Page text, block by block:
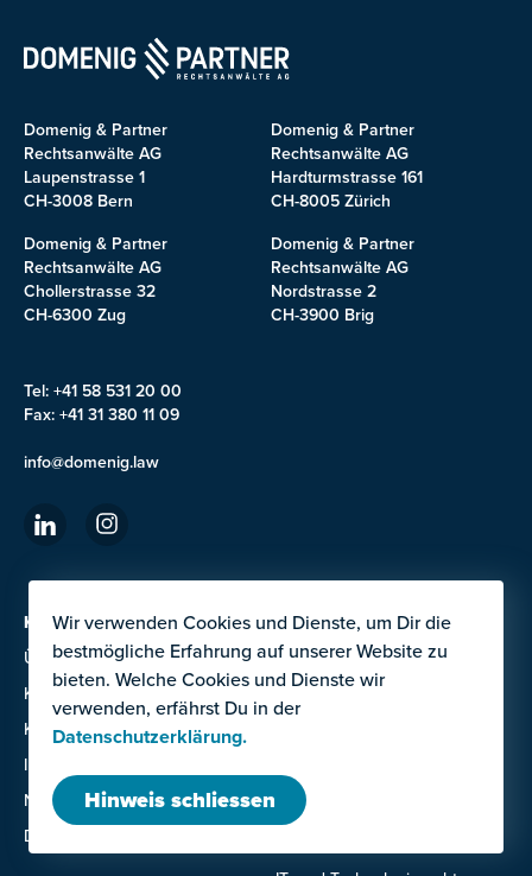
Domenig & Partner
Rechtsanwälte AG
Laupenstrasse 1
CH-3008 Bern
Domenig & Partner
Rechtsanwälte AG
Hardturmstrasse 161
CH-8005 Zürich
Domenig & Partner
Rechtsanwälte AG
Chollerstrasse 32
CH-6300 Zug
Domenig & Partner
Rechtsanwälte AG
Nordstrasse 2
CH-3900 Brig
Tel: +41 58 531 20 00
Fax: +41 31 380 11 09
info@domenig.law
KANZLEI
Über uns
Karriere
Kontakte
Impressum
Nutzungsbedingungen
Datenschutzerklärung
DIENSTLEISTUNGEN
Arbeitsrecht
Compliance und
Untersuchungen
Gesellschafts- und
Handelsrecht
Wir verwenden Cookies und Dienste, um Dir die
bestmögliche Erfahrung auf unserer Website zu
bieten. Welche Cookies und Dienste wir
verwenden, erfährst Du in der
Datenschutzerklärung.
Hinweis schliessen